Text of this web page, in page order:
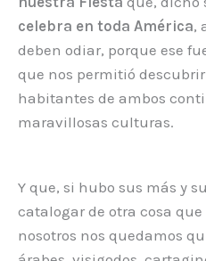
celebra en toda América,
deben odiar, porque ese
que nos permitió
habitantes de ambos
maravillosas culturas.
Y que, si hubo sus más y
catalogar de otra cosa que
nosotros nos quedamos